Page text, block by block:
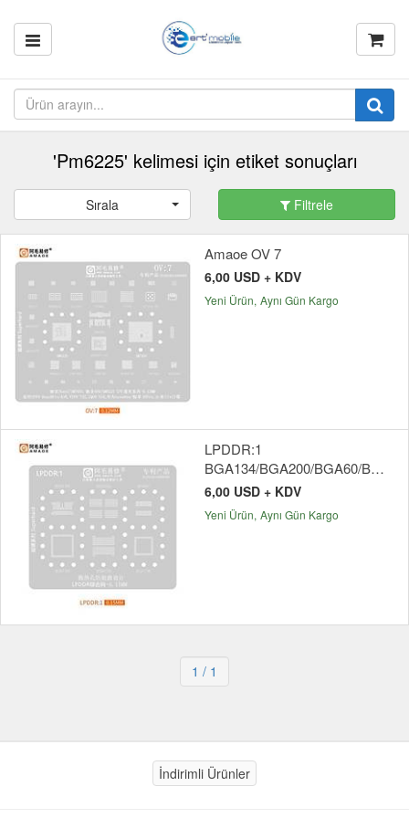
'Pm6225' kelimesi için etiket sonuçları
Sırala Filtrele
Amaoe OV 7
6,00 USD + KDV
Yeni Ürün Aynı Gün Kargo
LPDDR:1
BGA134/BGA200/BGA60/BGA168/BGA178/BGA136
6,00 USD + KDV
Yeni Ürün Aynı Gün Kargo
1 / 1
İndirimli Ürünler